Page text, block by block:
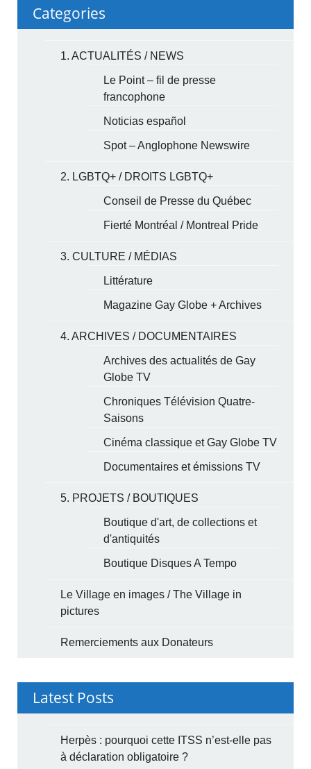
Categories
1. ACTUALITÉS / NEWS
Le Point – fil de presse
francophone
Noticias español
Spot – Anglophone Newswire
2. LGBTQ+ / DROITS LGBTQ+
Conseil de Presse du Québec
Fierté Montréal / Montreal Pride
3. CULTURE / MÉDIAS
Littérature
Magazine Gay Globe + Archives
4. ARCHIVES / DOCUMENTAIRES
Archives des actualités de Gay
Globe TV
Chroniques Télévision Quatre-
Saisons
Cinéma classique et Gay Globe TV
Documentaires et émissions TV
5. PROJETS / BOUTIQUES
Boutique d'art, de collections et
d'antiquités
Boutique Disques A Tempo
Le Village en images / The Village in
pictures
Remerciements aux Donateurs
Latest Posts
Herpès : pourquoi cette ITSS n’est-elle pas
à déclaration obligatoire ?